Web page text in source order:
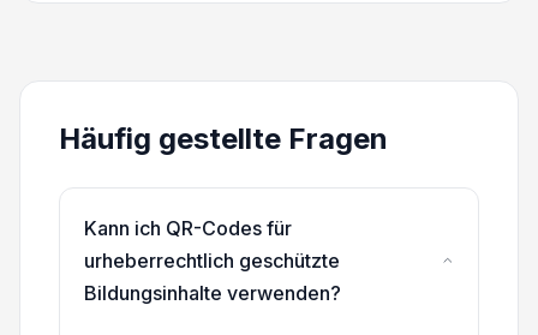
Häufig gestellte Fragen
Kann ich QR-Codes für
urheberrechtlich geschützte
Bildungsinhalte verwenden?